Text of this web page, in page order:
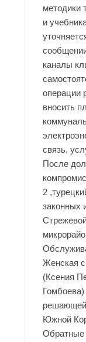
методики
и
каналы
операции
вносить
связь,
После
2
законных
Женская
(Ксения
решающей
Южной
Обратные